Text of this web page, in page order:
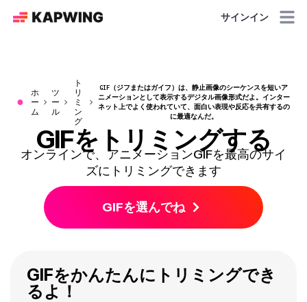
サインイン
●
ホ
ー
ム
ツ
ー
ル
ト
リ
ミ
ン
グ
GIF（ジフまたはガイフ）は、静止画像のシーケンスを短いア
ニメーションとして表示するデジタル画像形式だよ。インター
ネット上でよく使われていて、面白い表現や反応を共有するの
に最適なんだ。
GIFをトリミングする
オンラインで、アニメーションGIFを最高のサイ
ズにトリミングできます
GIFを選んでね
GIFをかんたんにトリミングでき
るよ！